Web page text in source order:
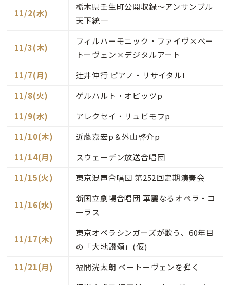
11/2(水)
栃木県壬生町公開収録～アンサンブル
天下統一
11/3(木)
フィルハーモニック・ファイヴ×ベー
トーヴェン×デジタルアート
11/7(月)
辻井伸行 ピアノ・リサイタルI
11/8(火)
ゲルハルト・オピッツp
11/9(水)
アレクセイ・リュビモフp
11/10(木)
近藤嘉宏p＆外山啓介p
11/14(月)
スウェーデン放送合唱団
11/15(火)
東京混声合唱団 第252回定期演奏会
11/16(水)
新国立劇場合唱団 華麗なるオペラ・コ
ーラス
11/17(木)
東京オペラシンガーズが歌う、60年目
の「大地讃頌」(仮)
11/21(月)
福間洸太朗 ベートーヴェンを弾く